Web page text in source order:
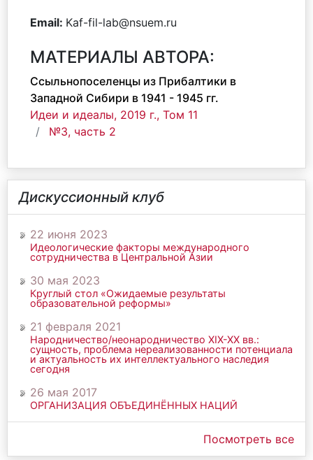
Email: Kaf-fil-lab@nsuem.ru
МАТЕРИАЛЫ АВТОРА:
Ссыльнопоселенцы из Прибалтики в
Западной Сибири в 1941 - 1945 гг.
Идеи и идеалы, 2019 г., Том 11
№3, часть 2
Дискуссионный клуб
22 июня 2023
Идеологические факторы международного
сотрудничества в Центральной Азии
30 мая 2023
Круглый стол «Ожидаемые результаты
образовательной реформы»
21 февраля 2021
Народничество/неонародничество ХIХ-ХХ вв.:
сущность, проблема нереализованности потенциала
и актуальность их интеллектуального наследия
сегодня
26 мая 2017
ОРГАНИЗАЦИЯ ОБЪЕДИНЁННЫХ НАЦИЙ
Посмотреть все